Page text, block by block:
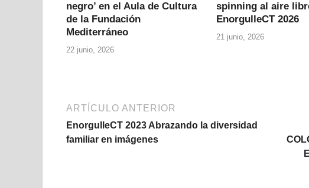
negro’ en el Aula de Cultura
de la Fundación
Mediterráneo
22 junio, 2026
spinning al aire
EnorgulleCT 2026
21 junio, 2026
ARTÍCULO ANTERIOR
EnorgulleCT 2023 Abrazando la diversidad
familiar en imágenes